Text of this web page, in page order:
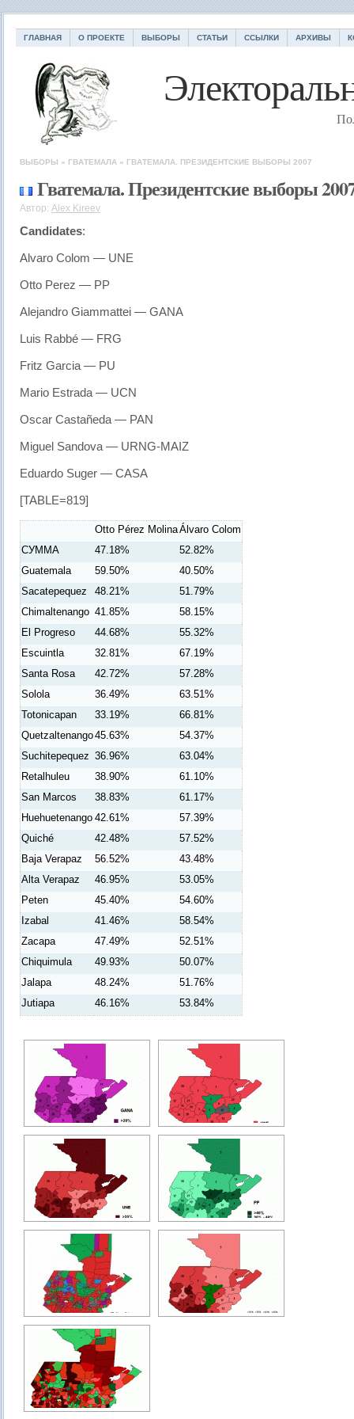
ГЛАВНАЯ О ПРОЕКТЕ ВЫБОРЫ СТАТЬИ ССЫЛКИ АРХИВЫ
ВЫБОРЫ » ГВАТЕМАЛА » ГВАТЕМАЛА. ПРЕЗИДЕНТСКИЕ ВЫБОРЫ 2007
Гватемала. Президентские выборы
Автор: Alex Kireev
Candidates:
Alvaro Colom — UNE
Otto Perez — PP
Alejandro Giammattei — GANA
Luis Rabbé — FRG
Fritz Garcia — PU
Mario Estrada — UCN
Oscar Castañeda — PAN
Miguel Sandova — URNG-MAIZ
Eduardo Suger — CASA
[TABLE=819]
Otto Pérez MolinaÁlvaro Colom
СУММА
47.18%
52.82%
Guatemala
59.50%
40.50%
Sacatepequez
48.21%
51.79%
Chimaltenango 41.85%
58.15%
El Progreso
44.68%
55.32%
Escuintla
32.81%
67.19%
Santa Rosa
42.72%
57.28%
Solola
36.49%
63.51%
Totonicapan
33.19%
66.81%
Quetzaltenango45.63%
54.37%
Suchitepequez 36.96%
63.04%
Retalhuleu
38.90%
61.10%
San Marcos
38.83%
61.17%
Huehuetenango 42.61%
57.39%
Quiché
42.48%
57.52%
Baja Verapaz
56.52%
43.48%
Alta Verapaz
46.95%
53.05%
Peten
45.40%
54.60%
Izabal
41.46%
58.54%
Zacapa
47.49%
52.51%
Chiquimula
49.93%
50.07%
Jalapa
48.24%
51.76%
Jutiapa
46.16% 53.84%